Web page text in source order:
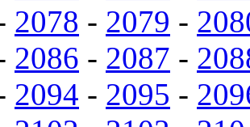
2078 - 2079 -
2086 - 2087 -
2094 - 2095 -